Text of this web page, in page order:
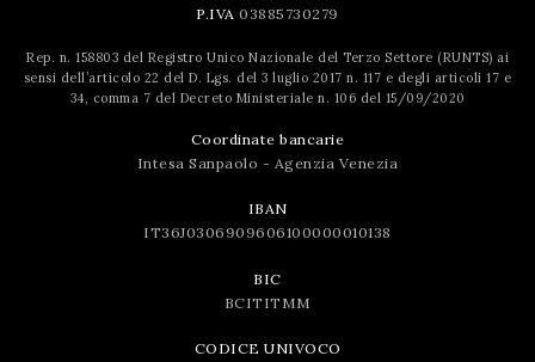
P.IVA 03885730279
Rep. n. 158803 del Registro Unico Nazionale del Terzo Settore (RUNTS) ai
sensi dell’articolo 22 del D. Lgs. del 3 luglio 2017 n. 117 e degli articoli 17 e
34, comma 7 del Decreto Ministeriale n. 106 del 15/09/2020
Coordinate bancarie
Intesa Sanpaolo - Agenzia Venezia
IBAN
IT36J0306909606100000010138
BIC
BCITITMM
CODICE UNIVOCO